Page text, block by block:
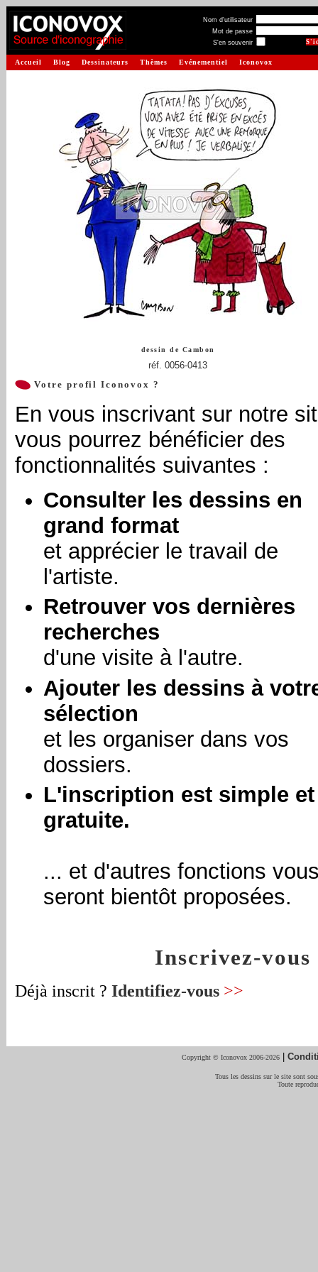
Nom d'utilisateur
Mot de passe
S'en souvenir
Accueil Blog Dessinateurs Thèmes Evénementiel Iconovox
dessin de Cambon
réf. 0056-0413
Votre profil Iconovox ?
En vous inscrivant sur notre
vous pourrez bénéficier des
fonctionnalités suivantes :
Consulter les dessins en
grand format
et apprécier le travail de
l'artiste.
Retrouver vos dernières
recherches
d'une visite à l'autre.
Ajouter les dessins à
sélection
et les organiser dans vos
dossiers.
L'inscription est simple et
gratuite.
... et d'autres fonctions
seront bientôt proposées.
Inscrivez-vous
Déjà inscrit ? Identifiez-vous >>
Copyright © Iconovox 2006-2026 |
Tous les dessins sur le site sont
Toute